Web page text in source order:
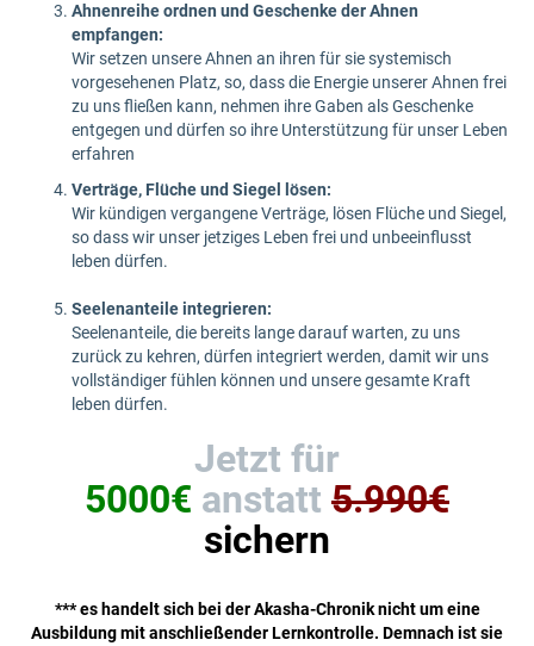
Ahnenreihe ordnen und Geschenke der Ahnen
empfangen:
Wir setzen unsere Ahnen an ihren für sie systemisch
vorgesehenen Platz, so, dass die Energie unserer Ahnen frei
zu uns fließen kann, nehmen ihre Gaben als Geschenke
entgegen und dürfen so ihre Unterstützung für unser Leben
erfahren
Verträge, Flüche und Siegel lösen:
Wir kündigen vergangene Verträge, lösen Flüche und Siegel,
so dass wir unser jetziges Leben frei und unbeeinflusst
leben dürfen.
Seelenanteile integrieren:
Seelenanteile, die bereits lange darauf warten, zu uns
zurück zu kehren, dürfen integriert werden, damit wir uns
vollständiger fühlen können und unsere gesamte Kraft
leben dürfen.
Jetzt für
5000€ anstatt 5.990€
sichern
*** es handelt sich bei der Akasha-Chronik nicht um eine
Ausbildung mit anschließender Lernkontrolle. Demnach ist sie